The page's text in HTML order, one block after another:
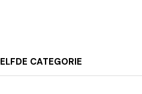
CATEGORIE